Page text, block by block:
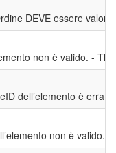
DEVE essere
non è valido. -
dell’elemento è
non è valido.